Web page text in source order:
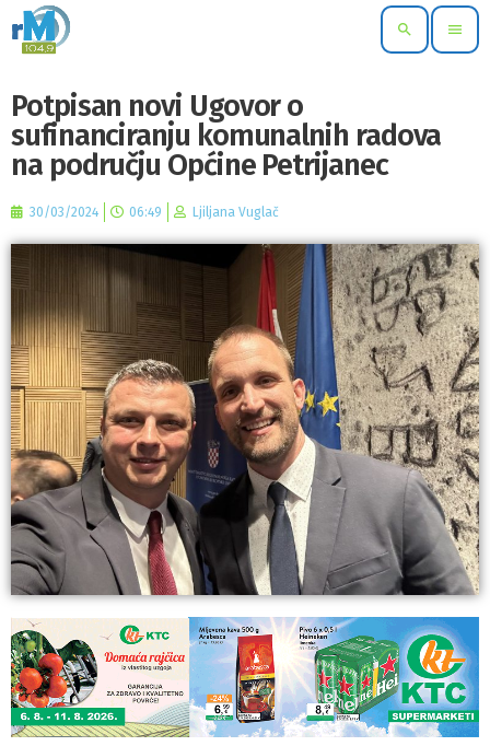
search menu
Potpisan novi Ugovor o
sufinanciranju komunalnih radova
na području Općine Petrijanec
30/03/2024 06:49 Ljiljana Vuglač